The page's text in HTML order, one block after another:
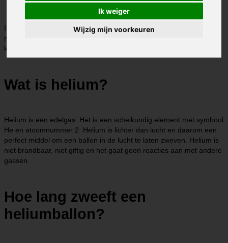
Ik weiger
Wijzig mijn voorkeuren
In dit blogbericht leg ik uit wat helium is, hoe lang een ballon gevuld
met helium blijft zweven en hoe de zweefduur van een heliumballon
kan worden verlengd.
Wat is helium?
Helium is een edelgas. Het is een scheikundig element met symbool
He en atoomnummer 2. Helium is lichter dan lucht en daarom een
perfect middel om een ballon in de lucht te laten zweven. Helium is
niet brandbaar, niet giftig en het gaat geen reacties aan met andere
gassen.
Hoe lang zweeft een
heliumballon?